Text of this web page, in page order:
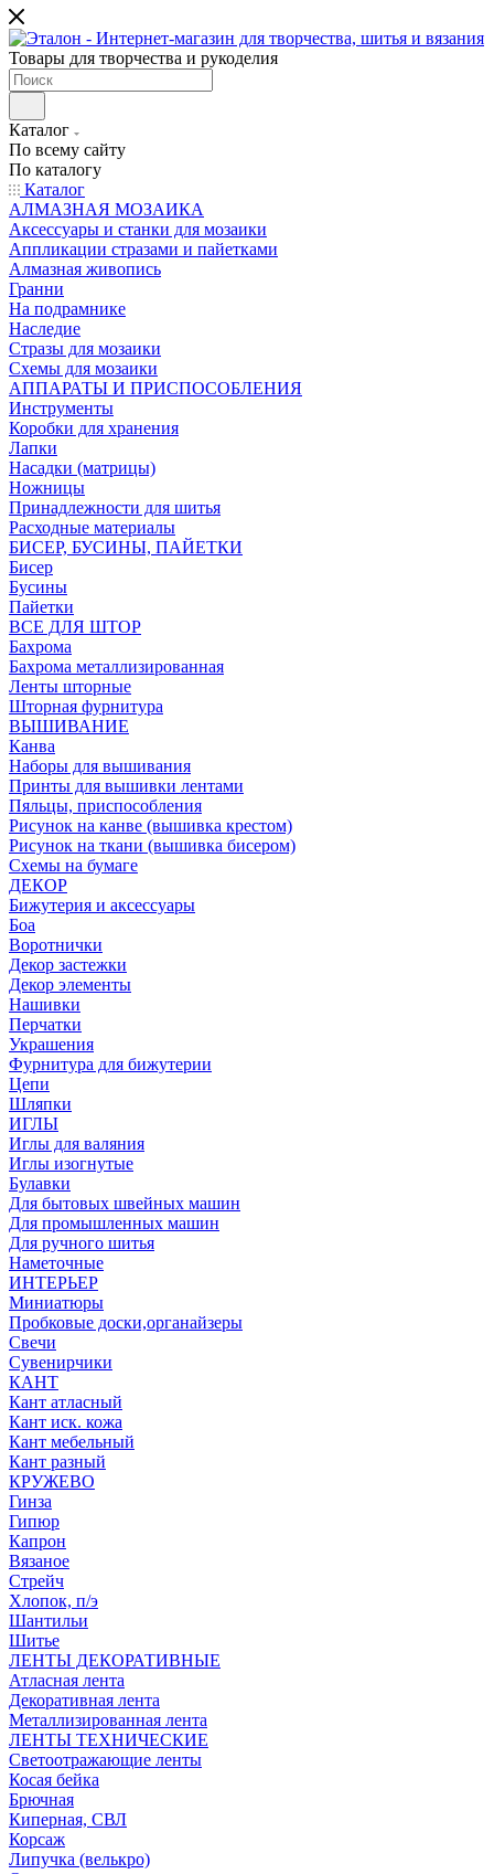
Товары для творчества и рукоделия
Каталог
По всему сайту
По каталогу
Каталог
АЛМАЗНАЯ МОЗАИКА
Аксессуары и станки для мозаики
Аппликации стразами и пайетками
Алмазная живопись
Гранни
На подрамнике
Наследие
Стразы для мозаики
Схемы для мозаики
АППАРАТЫ И ПРИСПОСОБЛЕНИЯ
Инструменты
Коробки для хранения
Лапки
Насадки (матрицы)
Ножницы
Принадлежности для шитья
Расходные материалы
БИСЕР, БУСИНЫ, ПАЙЕТКИ
Бисер
Бусины
Пайетки
ВСЕ ДЛЯ ШТОР
Бахрома
Бахрома металлизированная
Ленты шторные
Шторная фурнитура
ВЫШИВАНИЕ
Канва
Наборы для вышивания
Принты для вышивки лентами
Пяльцы, приспособления
Рисунок на канве (вышивка крестом)
Рисунок на ткани (вышивка бисером)
Схемы на бумаге
ДЕКОР
Бижутерия и аксессуары
Боа
Воротнички
Декор застежки
Декор элементы
Нашивки
Перчатки
Украшения
Фурнитура для бижутерии
Цепи
Шляпки
ИГЛЫ
Иглы для валяния
Иглы изогнутые
Булавки
Для бытовых швейных машин
Для промышленных машин
Для ручного шитья
Наметочные
ИНТЕРЬЕР
Миниатюры
Пробковые доски,органайзеры
Свечи
Сувенирчики
КАНТ
Кант атласный
Кант иск. кожа
Кант мебельный
Кант разный
КРУЖЕВО
Гинза
Гипюр
Капрон
Вязаное
Стрейч
Хлопок, п/э
Шантильи
Шитье
ЛЕНТЫ ДЕКОРАТИВНЫЕ
Атласная лента
Декоративная лента
Металлизированная лента
ЛЕНТЫ ТЕХНИЧЕСКИЕ
Светоотражающие ленты
Косая бейка
Брючная
Киперная, СВЛ
Корсаж
Липучка (велькро)